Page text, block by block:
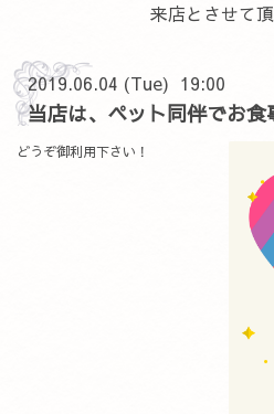
来店とさせて頂
2019.06.04 (Tue) 19:00
当店は、ペット同伴でお食
どうぞ御利用下さい！